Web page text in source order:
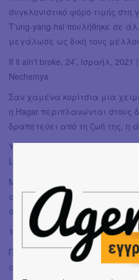
συγκλονιστικό φόρο τιμής στη
T'ung-yang-hsi πουλήθηκε σε
μεγάλωσε ως δική τους
If it ain't broke, 24’, Ισραήλ, 2021
Nechemya
Σαν χαμένα κορίτσια μια
η Hagar περιπλανώνται στους
δραπετεύει από τη ζωή της, η
You’re Fit, Κινούμενο Σχέδιο,
Lydia Reid
Μπλε καυτό παντελόνι,
αγάπη. Το You're Fit εξερευνά
στο γυμναστήριο με
19:30
ΠΑΝΕΛ με θέμα «Τα
αυτοδιάθεση του σώματος και